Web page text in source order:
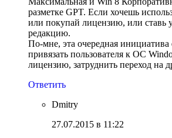
разметке GPT. Если хочешь
или покупай лицензию, или ставь
редакцию.
По-мне, эта очередная инициатива
привязать пользователя к ОС
лицензию, затруднить переход на
Ответить
Dmitry
27.07.2015 в 11:22